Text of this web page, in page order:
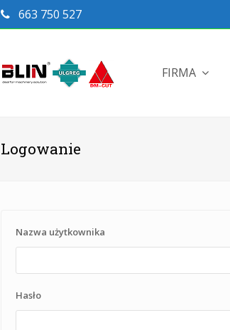
663 750 527
FIRMA
Logowanie
Nazwa użytkownika
Hasło